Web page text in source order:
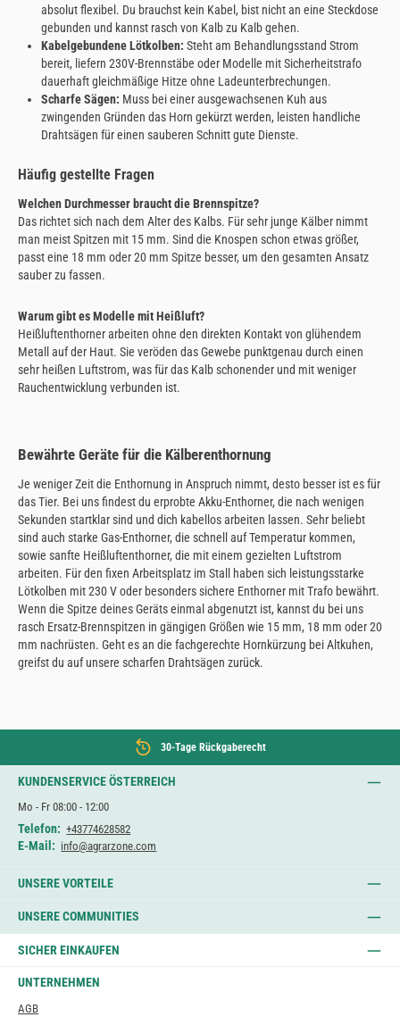
absolut flexibel. Du brauchst kein Kabel, bist nicht an eine Steckdose
gebunden und kannst rasch von Kalb zu Kalb gehen.
Kabelgebundene Lötkolben: Steht am Behandlungsstand Strom
bereit, liefern 230V-Brennstäbe oder Modelle mit Sicherheitstrafo
dauerhaft gleichmäßige Hitze ohne Ladeunterbrechungen.
Scharfe Sägen: Muss bei einer ausgewachsenen Kuh aus
zwingenden Gründen das Horn gekürzt werden, leisten handliche
Drahtsägen für einen sauberen Schnitt gute Dienste.
Häufig gestellte Fragen
Welchen Durchmesser braucht die Brennspitze?
Das richtet sich nach dem Alter des Kalbs. Für sehr junge Kälber nimmt
man meist Spitzen mit 15 mm. Sind die Knospen schon etwas größer,
passt eine 18 mm oder 20 mm Spitze besser, um den gesamten Ansatz
sauber zu fassen.
Warum gibt es Modelle mit Heißluft?
Heißluftenthorner arbeiten ohne den direkten Kontakt von glühendem
Metall auf der Haut. Sie veröden das Gewebe punktgenau durch einen
sehr heißen Luftstrom, was für das Kalb schonender und mit weniger
Rauchentwicklung verbunden ist.
Bewährte Geräte für die Kälberenthornung
Je weniger Zeit die Enthornung in Anspruch nimmt, desto besser ist es für
das Tier. Bei uns findest du erprobte Akku-Enthorner, die nach wenigen
Sekunden startklar sind und dich kabellos arbeiten lassen. Sehr beliebt
sind auch starke Gas-Enthorner, die schnell auf Temperatur kommen,
sowie sanfte Heißluftenthorner, die mit einem gezielten Luftstrom
arbeiten. Für den fixen Arbeitsplatz im Stall haben sich leistungsstarke
Lötkolben mit 230 V oder besonders sichere Enthorner mit Trafo bewährt.
Wenn die Spitze deines Geräts einmal abgenutzt ist, kannst du bei uns
rasch Ersatz-Brennspitzen in gängigen Größen wie 15 mm, 18 mm oder 20
mm nachrüsten. Geht es an die fachgerechte Hornkürzung bei Altkuhen,
greifst du auf unsere scharfen Drahtsägen zurück.
30-Tage Rückgaberecht
KUNDENSERVICE ÖSTERREICH
Mo - Fr 08:00 - 12:00
Telefon: +43774628582
E-Mail: info@agrarzone.com
UNSERE VORTEILE
UNSERE COMMUNITIES
SICHER EINKAUFEN
UNTERNEHMEN
AGB